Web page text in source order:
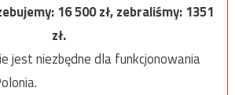
16 500zł, zebraliśmy:1351
zł.
jest niezbędne dla funkcjonowania